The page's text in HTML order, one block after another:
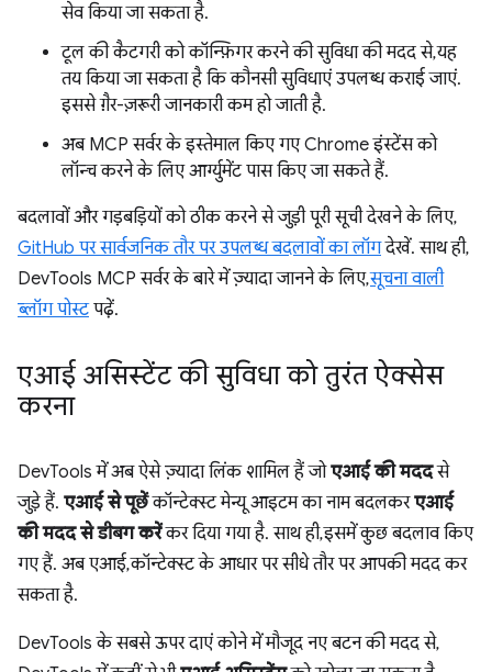
सेव किया जा सकता है.
टूल की कैटगरी को कॉन्फ़िगर करने की सुविधा की मदद से, यह
तय किया जा सकता है कि कौनसी सुविधाएं उपलब्ध कराई जाएं.
इससे ग़ैर-ज़रूरी जानकारी कम हो जाती है.
अब MCP सर्वर के इस्तेमाल किए गए Chrome इंस्टेंस को
लॉन्च करने के लिए आर्ग्युमेंट पास किए जा सकते हैं.
बदलावों और गड़बड़ियों को ठीक करने से जुड़ी पूरी सूची देखने के लिए,
GitHub पर सार्वजनिक तौर पर उपलब्ध बदलावों का लॉगदेखें. साथ ही,
DevTools MCP सर्वर के बारे में ज़्यादा जानने के लिए,सूचना वाली
ब्लॉग पोस्टपढ़ें.
एआई असिस्टेंट की सुविधा को तुरंत ऐक्सेस
करना
DevTools में अब ऐसे ज़्यादा लिंक शामिल हैं जोएआई की मददसे
जुड़े हैं. एआई से पूछेंकॉन्टेक्स्ट मेन्यू आइटम का नाम बदलकरएआई
की मदद से डीबग करेंकर दिया गया है. साथ ही, इसमें कुछ बदलाव किए
गए हैं. अब एआई, कॉन्टेक्स्ट के आधार पर सीधे तौर पर आपकी मदद कर
सकता है.
DevTools के सबसे ऊपर दाएं कोने में मौजूद नए बटन की मदद से,